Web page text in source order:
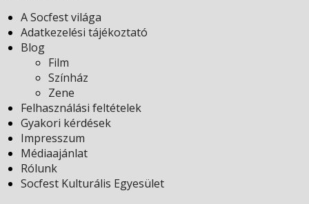
A Socfest világa
Adatkezelési tájékoztató
Blog
Film
Színház
Zene
Felhasználási feltételek
Gyakori kérdések
Impresszum
Médiaajánlat
Rólunk
Socfest Kulturális Egyesület